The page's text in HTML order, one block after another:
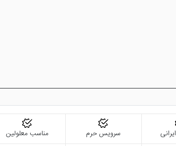
سرویس حرم مناسب معلولین